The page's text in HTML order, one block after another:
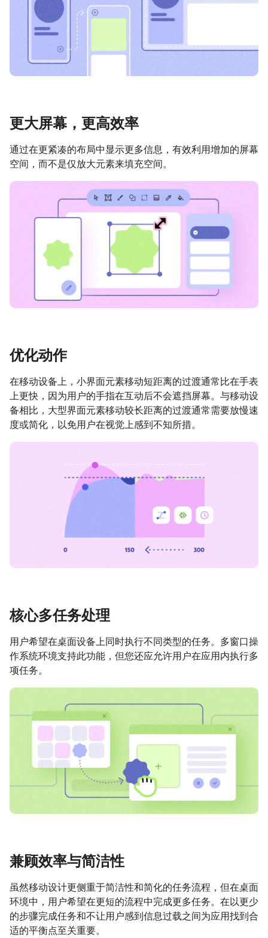
更大屏幕，更高效率
通过在更紧凑的布局中显示更多信息，有效利用增加的屏幕
空间，而不是仅放大元素来填充空间。
优化动作
在移动设备上，小界面元素移动短距离的过渡通常比在手表
上更快，因为用户的手指在互动后不会遮挡屏幕。与移动设
备相比，大型界面元素移动较长距离的过渡通常需要放慢速
度或简化，以免用户在视觉上感到不知所措。
核心多任务处理
用户希望在桌面设备上同时执行不同类型的任务。多窗口操
作系统环境支持此功能，但您还应允许用户在应用内执行多
项任务。
兼顾效率与简洁性
虽然移动设计更侧重于简洁性和简化的任务流程，但在桌面
环境中，用户希望在更短的流程中完成更多任务。在以更少
的步骤完成任务和不让用户感到信息过载之间为应用找到合
适的平衡点至关重要。